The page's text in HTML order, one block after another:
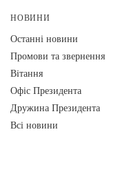
НОВИНИ
Останні новини
Промови та звернення
Вiтання
Офіс Президента
Дружина Президента
Всі новини